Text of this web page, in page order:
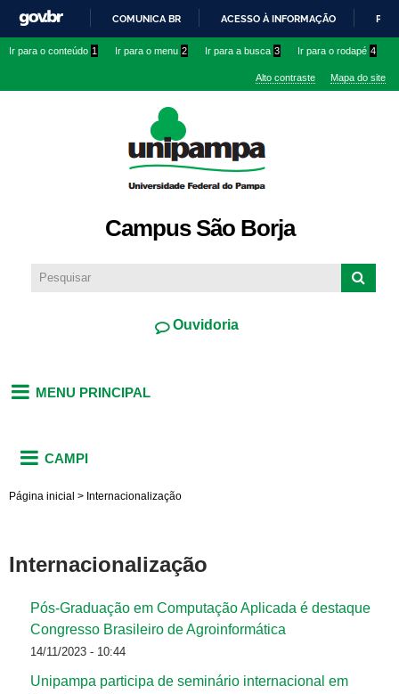
conteúdo
IR
O
COMUNICA BR ACESSO À INFORMAÇÃO
Ir para o conteúdo 1 Ir para o menu 2 Ir para a busca 3 Ir para o rodapé 4
Alto contraste Mapa do site
Campus São Borja
Ouvidoria
MENU PRINCIPAL
CAMPI
Página inicial > Internacionalização
Internacionalização
Pós-Graduação em Computação Aplicada é destaque
Congresso Brasileiro de Agroinformática
14/11/2023 - 10:44
Unipampa participa de seminário internacional em